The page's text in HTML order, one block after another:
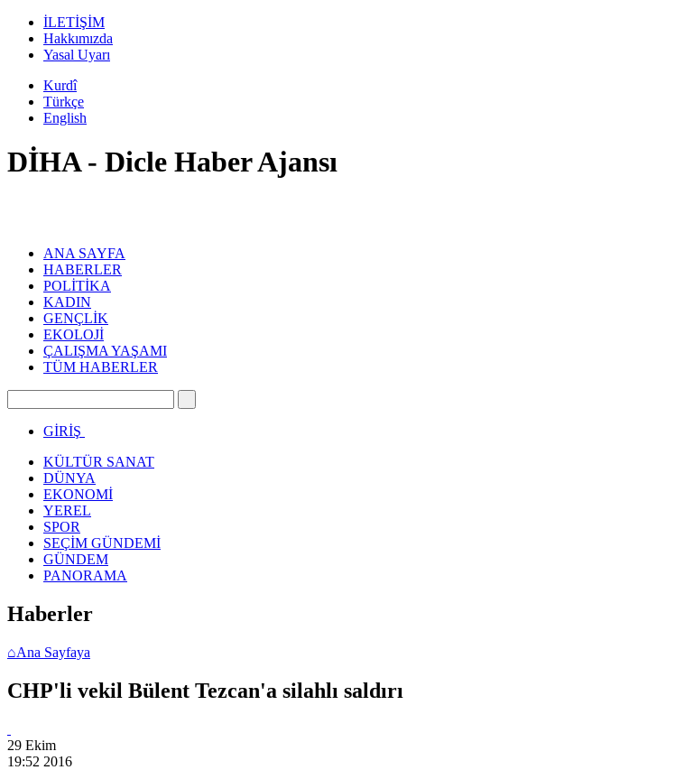
İLETİŞİM
Hakkımızda
Yasal Uyarı
Kurdî
Türkçe
English
DİHA - Dicle Haber Ajansı
ANA SAYFA
HABERLER
POLİTİKA
KADIN
GENÇLİK
EKOLOJİ
ÇALIŞMA YAŞAMI
TÜM HABERLER
GİRİŞ
KÜLTÜR SANAT
DÜNYA
EKONOMİ
YEREL
SPOR
SEÇİM GÜNDEMİ
GÜNDEM
PANORAMA
Haberler
⌂Ana Sayfaya
CHP'li vekil Bülent Tezcan'a silahlı saldırı
29 Ekim
19:52 2016